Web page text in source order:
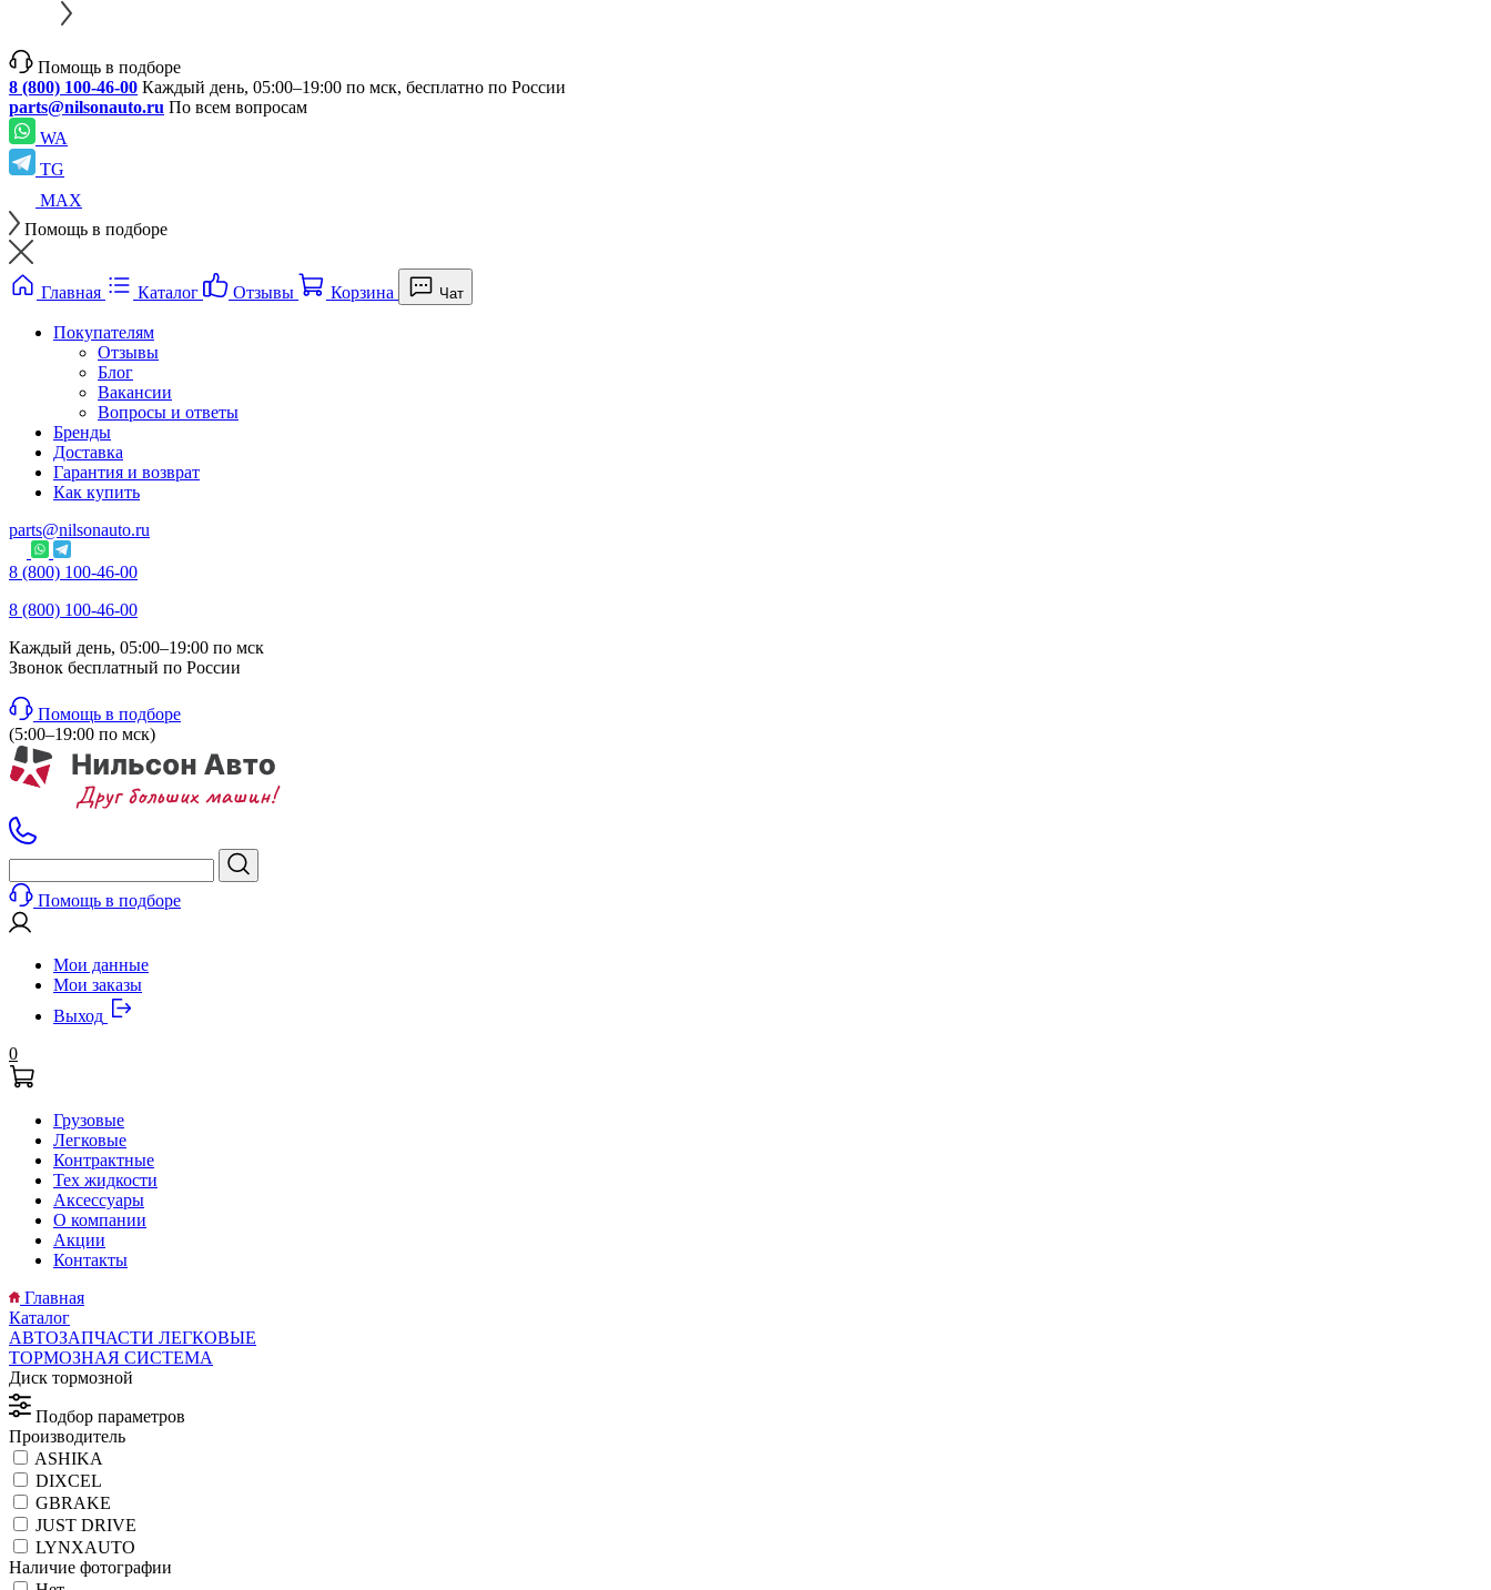
Помощь в подборе
8 (800) 100-46-00 Каждый день, 05:00–19:00 по мск, бесплатно по России
parts@nilsonauto.ru По всем вопросам
WA
TG
MAX
Помощь в подборе
Главная Каталог Отзывы Корзина Чат
Покупателям
Отзывы
Блог
Вакансии
Вопросы и ответы
Бренды
Доставка
Гарантия и возврат
Как купить
parts@nilsonauto.ru
8 (800) 100-46-00
8 (800) 100-46-00
Каждый день, 05:00–19:00 по мск
Звонок бесплатный по России
Помощь в подборе
(5:00–19:00 по мск)
Помощь в подборе
Мои данные
Мои заказы
Выход
0
Грузовые
Легковые
Контрактные
Тех жидкости
Аксессуары
О компании
Акции
Контакты
Главная
Каталог
АВТОЗАПЧАСТИ ЛЕГКОВЫЕ
ТОРМОЗНАЯ СИСТЕМА
Диск тормозной
Подбор параметров
Производитель
ASHIKA
DIXCEL
GBRAKE
JUST DRIVE
LYNXAUTO
Наличие фотографии